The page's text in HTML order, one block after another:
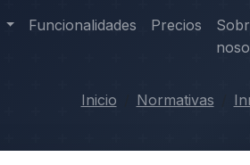
Funcionalidades Precios
Inicio Normativas